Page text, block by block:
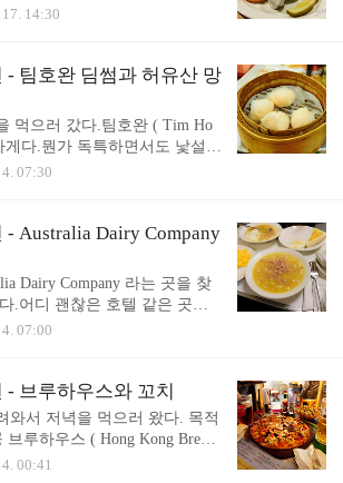
했던 저가항공표가 캔슬된 관
때는 대한항공! 공항까지 가는
탔었다면, 갈 때는 버스를 탔
정금액의 마이너스 까지는 보
마땅한것을 못 먹었고 (현금
는 곳입니다. 시작은 맥주! 애
들어간 곳이 아니라서, 메뉴판
주를 시켰는지 등등은 기억나
한 감자튀김과 버거가 상당히
비싸서 그렇지, 확실히 맛은 좋
습니다. 2016/04/04 - [해외여
스 보다는 가성비는 대폭 떨어
. 물론 애당초..
14:30
- 팀호완 딤썸과 허유산 망
먹으러 갔다.팀호완 ( Tim Ho
게다.뭔가 독특하면서도 낯설지
집이라고는 하나, 사실 엄청
.허유산 망고쥬스맛은 맛있었
걸 시켰다.젤리같은걸 못 먹으
City ) 를 내내 돌아다녔습
이 여행기는 2016
일 사이의 홍콩 여행을 기록하
07:30
- Australia Dairy Company
Dairy Company 라는 곳을 찾
.어디 괜찮은 호텔 같은 곳에
언정 아침 찾아 먹으러 갈 필요
리가 비어있으면 그냥 넣는다.
이 넣는다.예를 든다면 4~5명
하더라도, 자리가 1~2 자리씩
의 사람들이 먼저 서비스를 받
토랑 같은 곳들은 그렇지 않
07:00
- 브루하우스와 꼬치
와서 저녁을 먹으러 왔다. 목적
루하우스 ( Hong Kong Brew
F & Basement, 21 D'Aguilar St
00:41